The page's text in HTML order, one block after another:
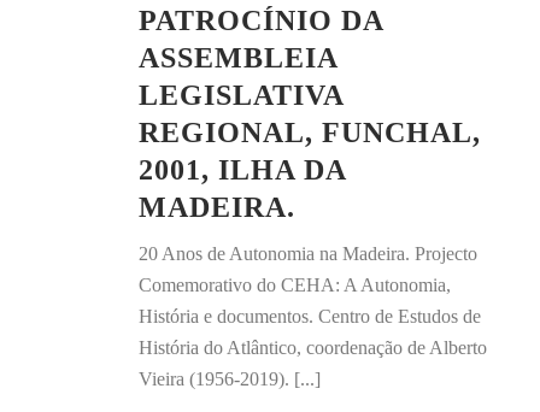
PATROCÍNIO DA
ASSEMBLEIA
LEGISLATIVA
REGIONAL, FUNCHAL,
2001, ILHA DA
MADEIRA.
20 Anos de Autonomia na Madeira. Projecto
Comemorativo do CEHA: A Autonomia,
História e documentos. Centro de Estudos de
História do Atlântico, coordenação de Alberto
Vieira (1956-2019). [...]